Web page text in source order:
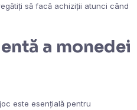
să facă achiziții atunci când
a monedei
este esențială pentru